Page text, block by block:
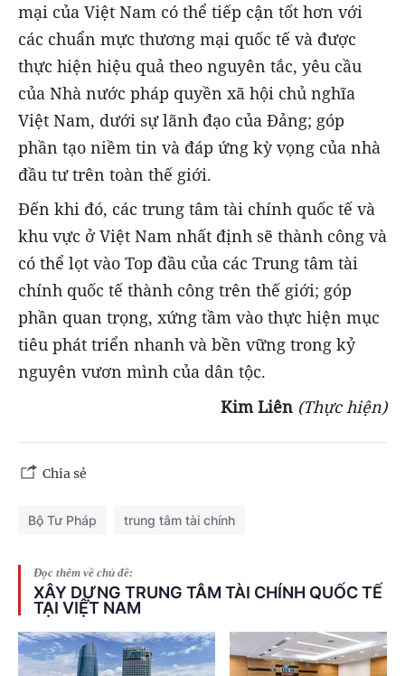
mại của Việt Nam có thể tiếp cận tốt hơn với
các chuẩn mực thương mại quốc tế và được
thực hiện hiệu quả theo nguyên tắc, yêu cầu
của Nhà nước pháp quyền xã hội chủ nghĩa
Việt Nam, dưới sự lãnh đạo của Đảng; góp
phần tạo niềm tin và đáp ứng kỳ vọng của nhà
đầu tư trên toàn thế giới.
Đến khi đó, các trung tâm tài chính quốc tế và
khu vực ở Việt Nam nhất định sẽ thành công và
có thể lọt vào Top đầu của các Trung tâm tài
chính quốc tế thành công trên thế giới; góp
phần quan trọng, xứng tầm vào thực hiện mục
tiêu phát triển nhanh và bền vững trong kỷ
nguyên vươn mình của dân tộc.
Kim Liên (Thực hiện)
Chia sẻ
Bộ Tư Pháp trung tâm tài chính
Đọc thêm về chủ đề:
XÂY DỰNG TRUNG TÂM TÀI CHÍNH QUỐC TẾ
TẠI VIỆT NAM